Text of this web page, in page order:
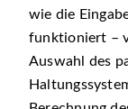
wie die
funktioniert –
Auswahl des